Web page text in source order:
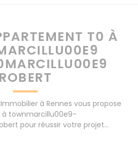
T0 À
ROBERT
à Rennes vous propose
pour réussir votre projet
alentours : Le Rheu, Pacé,